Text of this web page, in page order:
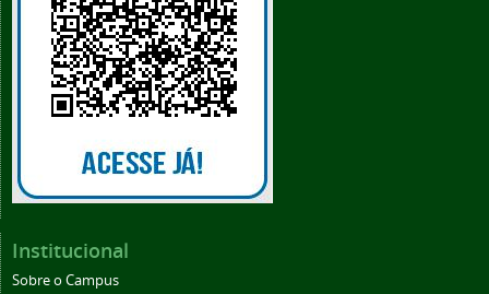
Institucional
Sobre o Campus